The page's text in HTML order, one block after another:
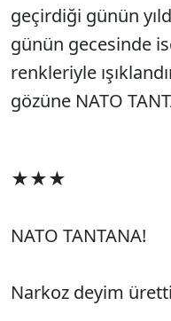
geçirdiği günün
günün gecesinde
renkleriyle
gözüne NATO
★★★
NATO TANTANA!
Narkoz deyim